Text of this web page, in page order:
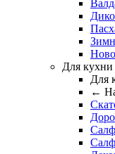
Для кухни
Для
←